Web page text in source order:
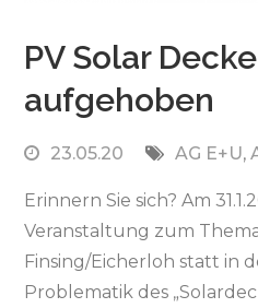
PV Solar
aufgehoben
23.05.20 AG E+U,
Erinnern Sie sich? Am
Veranstaltung zum
Finsing/Eicherloh statt in
Problematik des